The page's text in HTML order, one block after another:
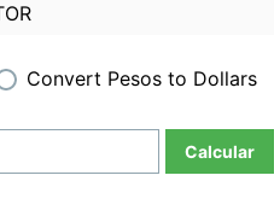
Convert Pesos to Dollars
Calcular